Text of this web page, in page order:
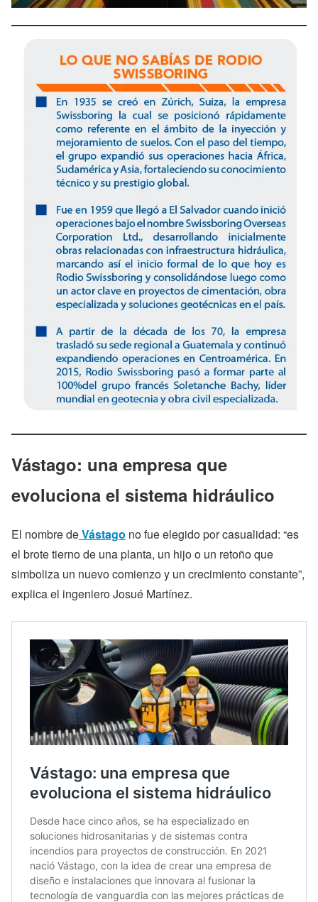
Vástago: una empresa que
evoluciona el sistema hidráulico
El nombre deVástago no fue elegido por casualidad: “es
el brote tierno de una planta, un hijo o un retoño que
simboliza un nuevo comienzo y un crecimiento constante”,
explica el ingeniero Josué Martínez.